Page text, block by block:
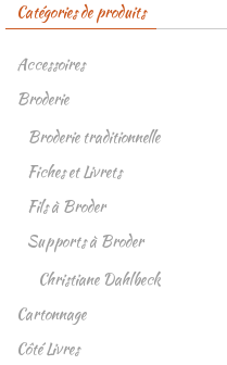
Catégories de produits
Accessoires
Broderie
Broderie traditionnelle
Fiches et Livrets
Fils à Broder
Supports à Broder
Christiane Dahlbeck
Cartonnage
Côté Livres